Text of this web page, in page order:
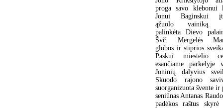
proga savo klebonui
Jonui Baginskui
ąžuolo vainiką.
palinkėta Dievo
Švč. Mergelės
globos ir stiprios
Paskui miestelio
esančiame parkelyje
Joninių dalyvius
Skuodo rajono
suorganizuota švente
seniūnas Antanas
padėkos raštus